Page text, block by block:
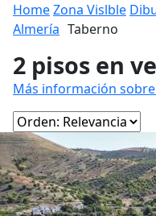
HomeZona Vislble
Almería Taberno
2 pisos en
Más información